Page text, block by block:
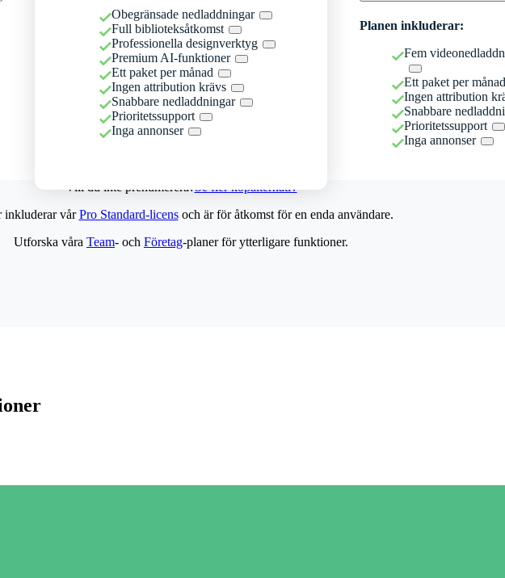
Obegränsade nedladdningar
Full biblioteksåtkomst
Professionella designverktyg
Premium AI-funktioner
Ett paket per månad
Ingen attribution krävs
Snabbare nedladdningar
Prioritetssupport
Inga annonser
Planen inkluderar:
Fem
Ett paket per månad
Ingen attribution
Snabbare
Prioritetssupport
Inga annonser
Vill du inte prenumerera?Se fler köpalternativ
inkluderar vårPro Standard-licensoch är för åtkomst för en enda användare.
Utforska våra Team- och Företag-planer för ytterligare funktioner.